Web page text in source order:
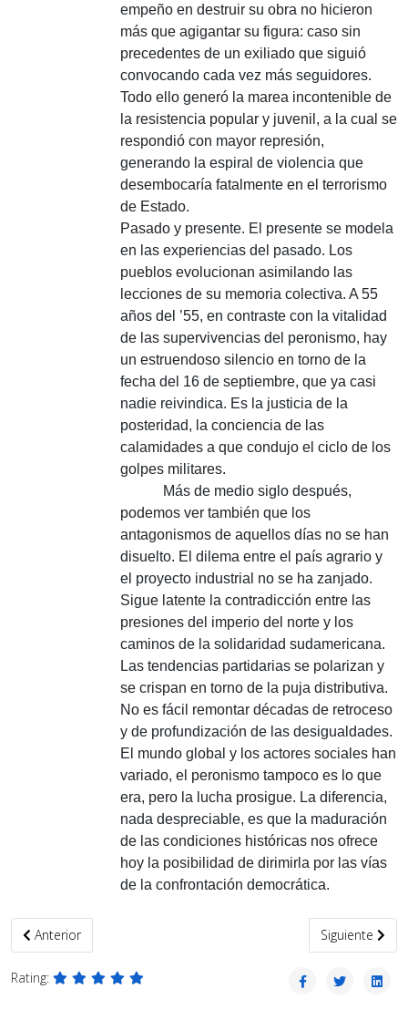
empeño en destruir su obra no hicieron
más que agigantar su figura: caso sin
precedentes de un exiliado que siguió
convocando cada vez más seguidores.
Todo ello generó la marea incontenible de
la resistencia popular y juvenil, a la cual se
respondió con mayor represión,
generando la espiral de violencia que
desembocaría fatalmente en el terrorismo
de Estado.
Pasado y presente. El presente se modela
en las experiencias del pasado. Los
pueblos evolucionan asimilando las
lecciones de su memoria colectiva. A 55
años del ’55, en contraste con la vitalidad
de las supervivencias del peronismo, hay
un estruendoso silencio en torno de la
fecha del 16 de septiembre, que ya casi
nadie reivindica. Es la justicia de la
posteridad, la conciencia de las
calamidades a que condujo el ciclo de los
golpes militares.
Más de medio siglo después,
podemos ver también que los
antagonismos de aquellos días no se han
disuelto. El dilema entre el país agrario y
el proyecto industrial no se ha zanjado.
Sigue latente la contradicción entre las
presiones del imperio del norte y los
caminos de la solidaridad sudamericana.
Las tendencias partidarias se polarizan y
se crispan en torno de la puja distributiva.
No es fácil remontar décadas de retroceso
y de profundización de las desigualdades.
El mundo global y los actores sociales han
variado, el peronismo tampoco es lo que
era, pero la lucha prosigue. La diferencia,
nada despreciable, es que la maduración
de las condiciones históricas nos ofrece
hoy la posibilidad de dirimirla por las vías
de la confrontación democrática.
Artículo anterior: Alias Mate Cosido
Anterior Artículo
Siguiente
Rating: